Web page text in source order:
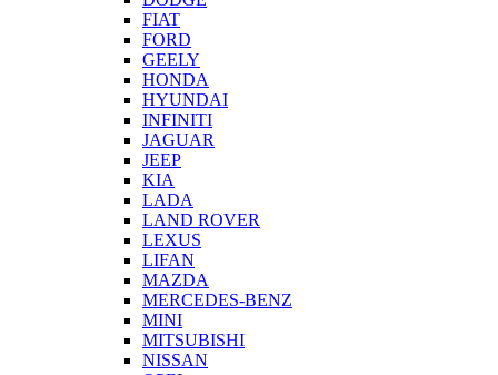
FIAT
FORD
GEELY
HONDA
HYUNDAI
INFINITI
JAGUAR
JEEP
KIA
LADA
LAND ROVER
LEXUS
LIFAN
MAZDA
MERCEDES-BENZ
MINI
MITSUBISHI
NISSAN